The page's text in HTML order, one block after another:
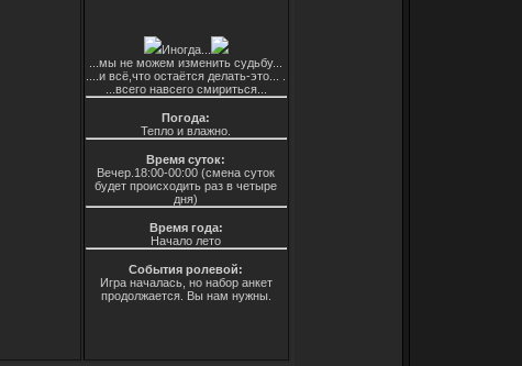
Иногда...
...мы не можем изменить судьбу...
....и всё,что остаётся делать-это... .
...всего навсего смириться...
Погода:
Тепло и влажно.
Время суток:
Вечер.18:00-00:00 (смена суток
будет происходить раз в четыре
дня)
Время года:
Начало лето
События ролевой:
Игра началась, но набор анкет
продолжается. Вы нам нужны.